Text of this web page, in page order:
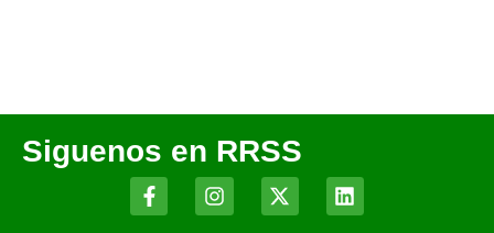
Siguenos en RRSS